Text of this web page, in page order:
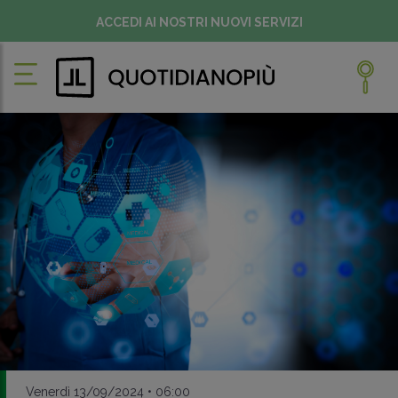
ACCEDI AI NOSTRI NUOVI SERVIZI
Venerdì 13/09/2024 • 06:00